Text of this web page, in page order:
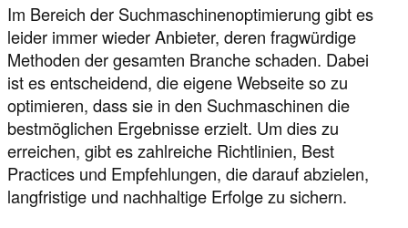
Im Bereich der Suchmaschinenoptimierung gibt es
leider immer wieder Anbieter, deren fragwürdige
Methoden der gesamten Branche schaden. Dabei
ist es entscheidend, die eigene Webseite so zu
optimieren, dass sie in den Suchmaschinen die
bestmöglichen Ergebnisse erzielt. Um dies zu
erreichen, gibt es zahlreiche Richtlinien, Best
Practices und Empfehlungen, die darauf abzielen,
langfristige und nachhaltige Erfolge zu sichern.